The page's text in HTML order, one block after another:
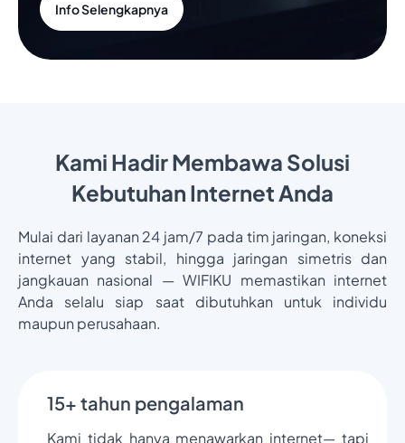
Info Selengkapnya
Kami Hadir Membawa Solusi
Kebutuhan Internet Anda
Mulai dari layanan 24 jam/7 pada tim jaringan, koneksi
internet yang stabil, hingga jaringan simetris dan
jangkauan nasional — WIFIKU memastikan internet
Anda selalu siap saat dibutuhkan untuk individu
maupun perusahaan.
15+ tahun pengalaman
Kami tidak hanya menawarkan internet— tapi